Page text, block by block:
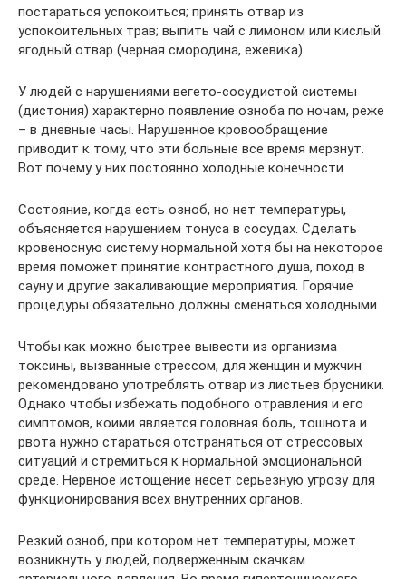
постараться успокоиться; принять отвар из
успокоительных трав; выпить чай с лимоном или кислый
ягодный отвар (черная смородина, ежевика).
У людей с нарушениями вегето-сосудистой системы
(дистония) характерно появление озноба по ночам, реже
– в дневные часы. Нарушенное кровообращение
приводит к тому, что эти больные все время мерзнут.
Вот почему у них постоянно холодные конечности.
Состояние, когда есть озноб, но нет температуры,
объясняется нарушением тонуса в сосудах. Сделать
кровеносную систему нормальной хотя бы на некоторое
время поможет принятие контрастного душа, поход в
сауну и другие закаливающие мероприятия. Горячие
процедуры обязательно должны сменяться холодными.
Чтобы как можно быстрее вывести из организма
токсины, вызванные стрессом, для женщин и мужчин
рекомендовано употреблять отвар из листьев брусники.
Однако чтобы избежать подобного отравления и его
симптомов, коими является головная боль, тошнота и
рвота нужно стараться отстраняться от стрессовых
ситуаций и стремиться к нормальной эмоциональной
среде. Нервное истощение несет серьезную угрозу для
функционирования всех внутренних органов.
Резкий озноб, при котором нет температуры, может
возникнуть у людей, подверженным скачкам